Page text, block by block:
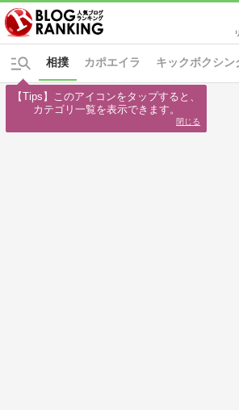
カポエイラ キックボクシン
相撲
【Tips】このアイコンをタップすると、
カテゴリ一覧を表示できます。
閉じる